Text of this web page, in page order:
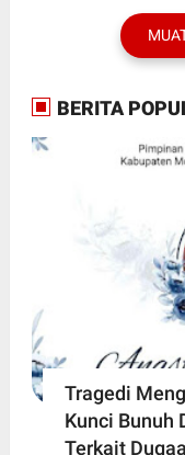
BERITA
Tragedi
Kunci Bunuh
Terkait